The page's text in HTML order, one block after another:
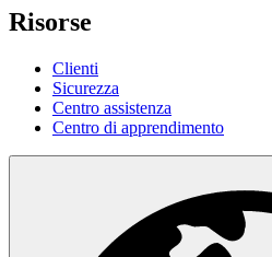
Risorse
Clienti
Sicurezza
Centro assistenza
Centro di apprendimento